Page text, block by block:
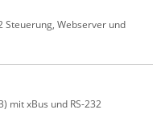
& WLAN
Steuerung, Webserver und
mit xBus und RS-232